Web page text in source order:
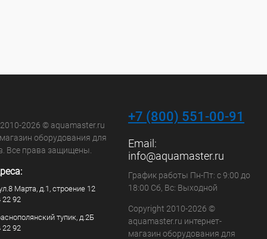
2026 © aquamaster.ru
оборудования для
Все права защищены.
Марта, д.1, строение 12
22 92
тупик, д.2Б
22 92
+7 (800) 551-00-91
Email:
info@aquamaster.ru
График работы Пн-Пт: с 9:00 до
18:00 Сб, Вс: Выходной
Copyright 2010-2026 ©
aquamaster.ru интернет-
магазин оборудования для